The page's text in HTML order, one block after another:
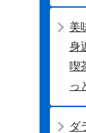
美
身
喫
っ
ダ